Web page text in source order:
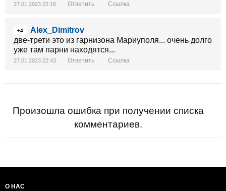
27.01.2023 22:16 Ответить Ссылка
+4
Alex_Dimitrov
две-трети это из гарнизона Мариуполя... очень долго
уже там парни находятся...
27.01.2023 22:43 Ответить Ссылка
Произошла ошибка при получении списка
комментариев.
О НАС